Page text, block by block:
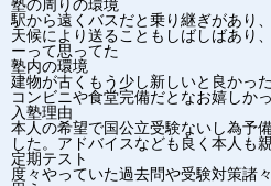
塾の周りの環境
駅から遠くバスだと乗り継ぎがあり
天候により送ることもしばしばあり
ーって思ってた
塾内の環境
建物が古くもう少し新しいと良かった
コンビニや食堂完備だとなお嬉しか
入塾理由
本人の希望で国公立受験ないし為予
した。アドバイスなども良く本人も
定期テスト
度々やっていた過去問や受験対策諸